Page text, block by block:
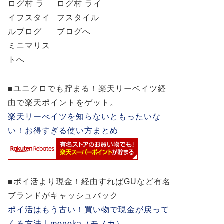
■ユニクロでも貯まる！楽天リーベイツ経
由で楽天ポイントをゲット。
楽天リーべイツを知らないともったいな
い！お得すぎる使い方まとめ
■ポイ活より現金！経由すればGUなど有名
ブランドがキャッシュバック
ポイ活はもう古い！買い物で現金が戻って